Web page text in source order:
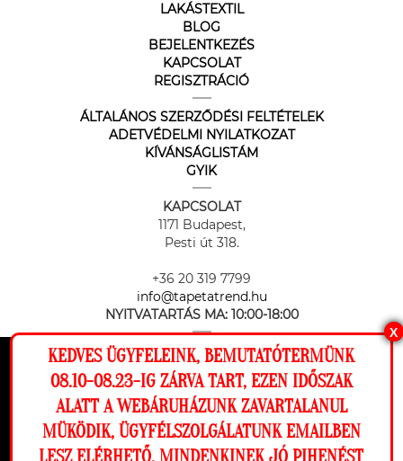
Ez a weboldal cookie-kat használ, hogy a
lehető legjobb élményt nyújtsa honlapunkon.
Beállítások
LAKÁSTEXTIL
BLOG
BEJELENTKEZÉS
KAPCSOLAT
REGISZTRÁCIÓ
ÁLTALÁNOS SZERZŐDÉSI FELTÉTELEK
ADETVÉDELMI NYILATKOZAT
KÍVÁNSÁGLISTÁM
GYIK
KAPCSOLAT
1171 Budapest,
Pesti út 318.
+36 20 319 7799
info@tapetatrend.hu
NYITVATARTÁS MA: 10:00-18:00
Az online fizetést a Barion Payment Zrt. biztosítja, MNB engedély
száma: H-EN-I-1064/2013
X
KEDVES ÜGYFELEINK, BEMUTATÓTERMÜNK
08.10-08.23-IG ZÁRVA TART, EZEN IDŐSZAK
ALATT A WEBÁRUHÁZUNK ZAVARTALANUL
MÜKÖDIK, ÜGYFÉLSZOLGÁLATUNK EMAILBEN